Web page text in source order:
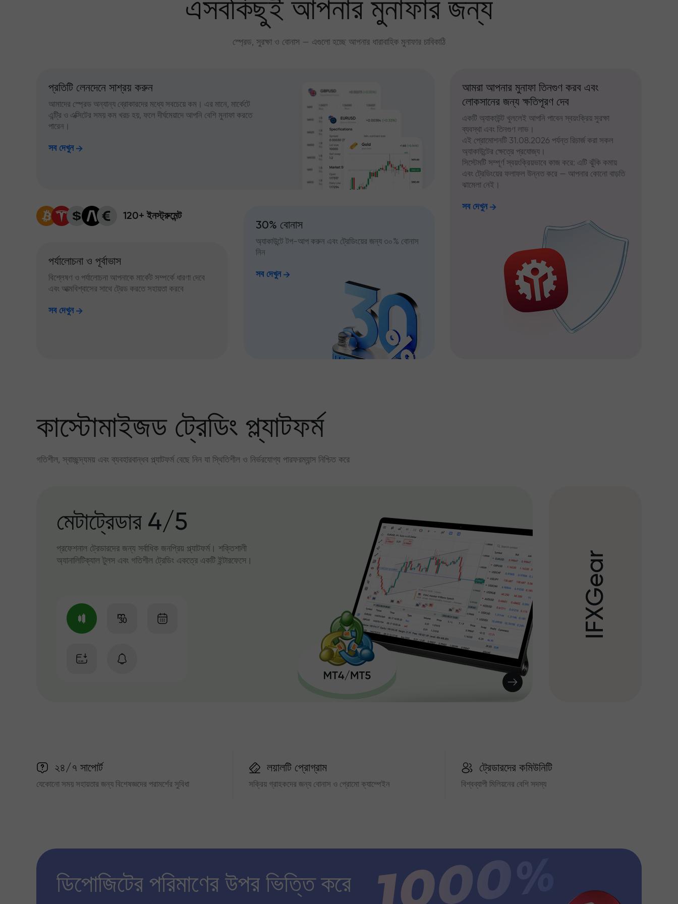
এসবকিছুই আপনার মুনাফার জন্য
স্প্রেড, সুরক্ষা ও বোনাস — এগুলো হচ্ছে আপনার ধারাবাহিক মুনাফার চাবিকাঠি
প্রতিটি লেনদেনে সাশ্রয় করুন
আমাদের স্প্রেড অন্যান্য ব্রোকারদের মধ্যে সবচেয়ে কম। এর মানে, মার্কেটে
এন্ট্রি ও এক্সিটের সময় কম খরচ হয়, ফলে দীর্ঘমেয়াদে আপনি বেশি মুনাফা করতে
পারেন।
সব দেখুন
120+ ইনস্ট্রুমেন্ট
পর্যালোচনা ও পূর্বাভাস
বিশ্লেষণ ও পর্যালোচনা আপনাকে মার্কেট সম্পর্কে ধারণা দেবে
এবং আত্মবিশ্বাসের সাথে ট্রেড করতে সহায়তা করবে
সব দেখুন
30% বোনাস
অ্যাকাউন্টে টপ-আপ করুন এবং ট্রেডিংয়ের জন্য ৩০% বোনাস
নিন
সব দেখুন
আমরা আপনার মুনাফা তিনগুণ করব এবং
লোকসানের জন্য ক্ষতিপূরণ দেব
একটি অ্যাকাউন্ট খুললেই আপনি পাবেন স্বয়ংক্রিয় সুরক্ষা
ব্যবস্থা এবং তিনগুণ লাভ।
এই প্রোমোশনটি 31.08.2026 পর্যন্ত রিচার্জ করা সকল
অ্যাকাউন্টের ক্ষেত্রে প্রযোজ্য।
সিস্টেমটি সম্পূর্ণ স্বয়ংক্রিয়ভাবে কাজ করে: এটি ঝুঁকি কমায়
এবং ট্রেডিংয়ের ফলাফল উন্নত করে — আপনার কোনো বাড়তি
ঝামেলা নেই।
সব দেখুন
কাস্টোমাইজড ট্রেডিং প্ল্যাটফর্ম
গতিশীল, স্বাচ্ছন্দ্যময় এবং ব্যবহারবান্ধব প্ল্যাটফর্ম বেছে নিন যা স্থিতিশীল ও নির্ভরযোগ্য পারফরম্যান্স নিশ্চিত করে
মেটাট্রেডার 4/5
প্রফেশনাল ট্রেডারদের জন্য সর্বাধিক জনপ্রিয় প্ল্যাটফর্ম। শক্তিশালী
অ্যানালিটিক্যাল টুলস এবং গতিশীল ট্রেডিং একত্রে একটি ইন্টারফেসে।
I
F
X
G
e
a
r
২৪/৭ সাপোর্ট
যেকোনো সময় সহায়তার জন্য বিশেষজ্ঞদের পরামর্শের সুবিধা
লয়ালটি প্রোগ্রাম
সক্রিয় গ্রাহকদের জন্য বোনাস ও প্রোমো ক্যাম্পেইন
ট্রেডারদের কমিউনিটি
বিশ্বব্যাপী মিলিয়নের বেশি সদস্য
ডিপোজিটের পরিমাণের উপর ভিত্তি করে